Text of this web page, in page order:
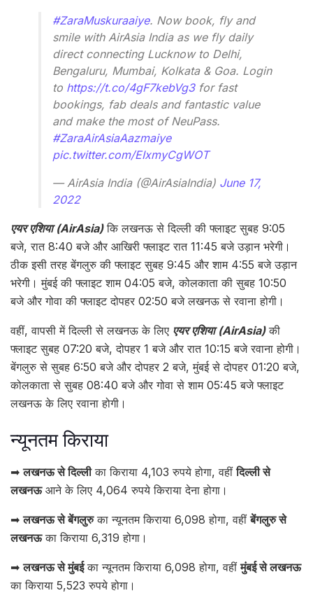
#ZaraMuskuraaiye. Now book, fly and
smile with AirAsia India as we fly daily
direct connecting Lucknow to Delhi,
Bengaluru, Mumbai, Kolkata & Goa. Login
to https://t.co/4gF7kebVg3for fast
bookings, fab deals and fantastic value
and make the most of NeuPass.
#ZaraAirAsiaAazmaiye
pic.twitter.com/EIxmyCgWOT
— AirAsia India (@AirAsiaIndia) June 17,
2022
एयर एशिया (AirAsia)कि लखनऊ से दिल्ली की फ्लाइट सुबह 9:05
बजे, रात 8:40 बजे और आखिरी फ्लाइट रात 11:45 बजे उड़ान भरेगी।
ठीक इसी तरह बेंगलुरु की फ्लाइट सुबह 9:45 और शाम 4:55 बजे उड़ान
भरेगी। मुंबई की फ्लाइट शाम 04:05 बजे, कोलकाता की सुबह 10:50
बजे और गोवा की फ्लाइट दोपहर 02:50 बजे लखनऊ से रवाना होगी।
वहीं, वापसी में दिल्ली से लखनऊ के लिए एयर एशिया (AirAsia)की
फ्लाइट सुबह 07:20 बजे, दोपहर 1 बजे और रात 10:15 बजे रवाना होगी।
बेंगलुरु से सुबह 6:50 बजे और दोपहर 2 बजे, मुंबई से दोपहर 01:20 बजे,
कोलकाता से सुबह 08:40 बजे और गोवा से शाम 05:45 बजे फ्लाइट
लखनऊ के लिए रवाना होगी।
न्यूनतम किराया
➡लखनऊ से दिल्लीका किराया 4,103 रुपये होगा, वहींदिल्ली से
लखनऊआने के लिए 4,064 रुपये किराया देना होगा।
➡लखनऊ से बेंगलुरुका न्यूनतम किराया 6,098 होगा, वहींबेंगलुरु से
लखनऊका किराया 6,319 होगा।
➡लखनऊ से मुंबईका न्यूनतम किराया 6,098 होगा, वहींमुंबई से लखनऊ
का किराया 5,523 रुपये होगा।